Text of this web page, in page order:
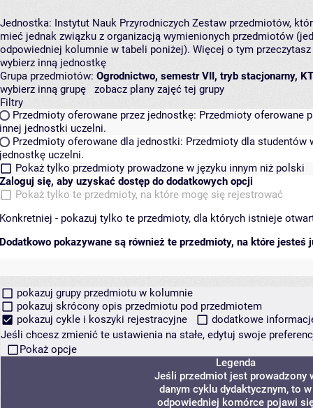
Jednostka: Instytut Nauk Przyrodniczych Zestaw przedmiotów,
mieć jednak związku z organizacją wymienionych przedmiotów
odpowiedniej kolumnie w tabeli poniżej). Więcej o tym
wybierz inną jednostkę
Grupa przedmiotów: Ogrodnictwo, semestr VII, tryb stacjonarny,
wybierz inną grupę
zobacz plany zajęć tej grupy
Filtry
Przedmioty oferowane przez jednostkę: Przedmioty oferowane
innej jednostki uczelni.
Przedmioty oferowane dla jednostki: Przedmioty dla studentów
jednostkę uczelni.
Pokaż tylko przedmioty prowadzone w języku innym niż polski
Zaloguj się, aby uzyskać dostęp do dodatkowych opcji
Pokaż tylko te przedmioty, na które mogę się rejestrować
Konkretniej - pokazuj tylko te przedmioty, dla których istnieje
Dodatkowo pokazywane są również te przedmioty, na które jesteś
pokazuj grupy przedmiotu w kolumnie
pokazuj skrócony opis przedmiotu pod przedmiotem
pokazuj cykle i koszyki rejestracyjne
dodatkowe
Jeśli chcesz zmienić te ustawienia na stałe, edytuj swoje
Pokaż opcje
Legenda
Jeśli przedmiot jest prowadzony
danym cyklu dydaktycznym, to w
odpowiedniej komórce pojawi